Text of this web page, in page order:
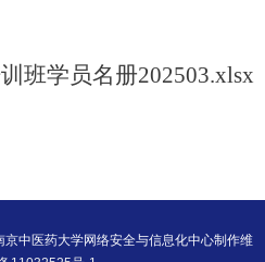
班学员名册202503.xlsx
中医药大学网络安全与信息化中心制作维